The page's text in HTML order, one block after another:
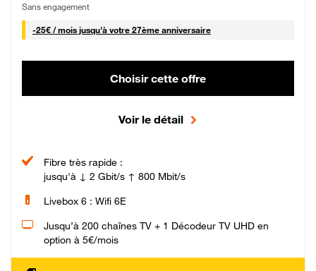
Sans engagement
-25€ / mois25 € par mois
jusqu'à votre 27ème anniversaire
Choisir cette offre
Voir le détail
Fibre très rapide :
jusqu'à ↓ 2 Gbit/s ↑ 800 Mbit/s
Livebox 6 : Wifi 6E
Jusqu’à 200 chaînes TV + 1 Décodeur TV UHD en
option à 5€/mois